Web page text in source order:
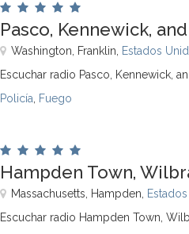
Pasco, Kennewick,
Washington, Franklin,
Estados
Escuchar radio Pasco, Kennewick,
Policía
Fuego
Hampden Town,
Massachusetts, Hampden,
Escuchar radio Hampden Town,